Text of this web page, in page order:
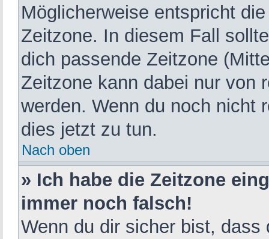
Möglicherweise entspricht
Zeitzone. In diesem Fall
dich passende Zeitzone
Zeitzone kann dabei nur von
werden. Wenn du noch nicht
dies jetzt zu tun.
Nach oben
» Ich habe die Zeitzone
immer noch falsch!
Wenn du dir sicher bist,